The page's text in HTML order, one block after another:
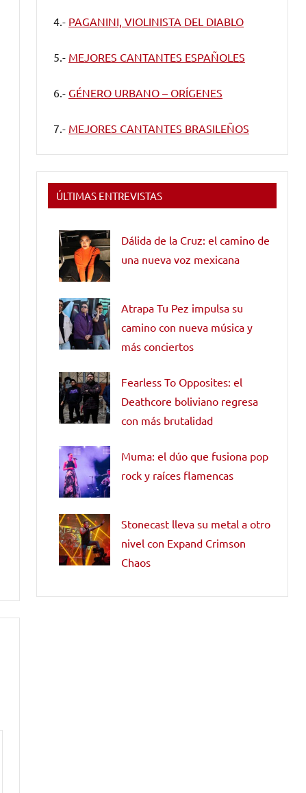
4.- PAGANINI, VIOLINISTA DEL DIABLO
5.- MEJORES CANTANTES ESPAÑOLES
6.- GÉNERO URBANO – ORÍGENES
7.- MEJORES CANTANTES BRASILEÑOS
ÚLTIMAS ENTREVISTAS
Dálida de la Cruz: el camino de
una nueva voz mexicana
Atrapa Tu Pez impulsa su
camino con nueva música y
más conciertos
Fearless To Opposites: el
Deathcore boliviano regresa
con más brutalidad
Muma: el dúo que fusiona pop
rock y raíces flamencas
Stonecast lleva su metal a otro
nivel con Expand Crimson
Chaos